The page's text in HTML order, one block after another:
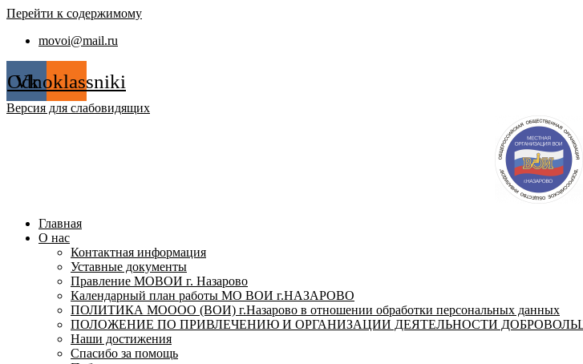
Перейти к содержимому
movoi@mail.ru
Vk
Odnoklassniki
Версия для слабовидящих
Главная
О нас
Контактная информация
Уставные документы
Правление МОВОИ г. Назарово
Календарный план работы МО ВОИ г.НАЗАРОВО
ПОЛИТИКА МОООО (ВОИ) г.Назарово в отношении обработки персональных данных
ПОЛОЖЕНИЕ ПО ПРИВЛЕЧЕНИЮ И ОРГАНИЗАЦИИ ДЕЯТЕЛЬНОСТИ
Наши достижения
Спасибо за помощь